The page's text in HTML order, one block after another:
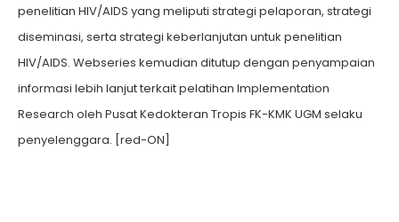
penelitian HIV/AIDS yang meliputi strategi pelaporan, strategi
diseminasi, serta strategi keberlanjutan untuk penelitian
HIV/AIDS. Webseries kemudian ditutup dengan penyampaian
informasi lebih lanjut terkait pelatihan Implementation
Research oleh Pusat Kedokteran Tropis FK-KMK UGM selaku
penyelenggara. [red-ON]